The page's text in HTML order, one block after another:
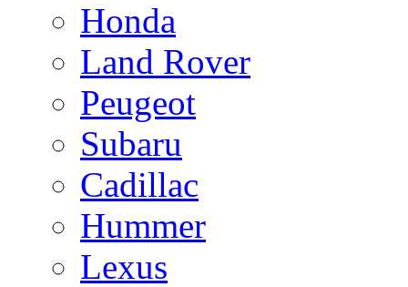
Honda
Land Rover
Peugeot
Subaru
Cadillac
Hummer
Lexus